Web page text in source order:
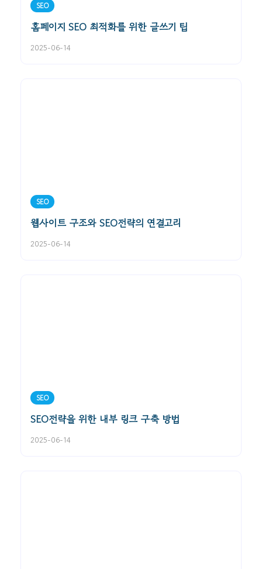
SEO
홈페이지 SEO 최적화를 위한 글쓰기 팁
2025-06-14
SEO
웹사이트 구조와 SEO전략의 연결고리
2025-06-14
SEO
SEO전략을 위한 내부 링크 구축 방법
2025-06-14